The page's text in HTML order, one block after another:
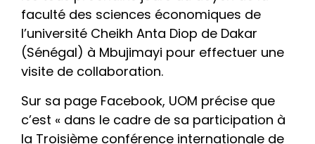
faculté des sciences économiques de
l’université Cheikh Anta Diop de Dakar
(Sénégal) à Mbujimayi pour effectuer une
visite de collaboration.
Sur sa page Facebook, UOM précise que
c’est « dans le cadre de sa participation à
la Troisième conférence internationale de